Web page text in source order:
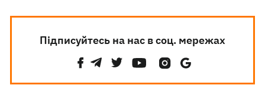
Підписуйтесь на нас в соц. мережах